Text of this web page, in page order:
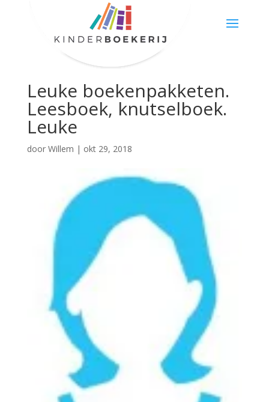
Leuke boekenpakketen.
Leesboek, knutselboek.
Leuke
door Willem | okt 29, 2018